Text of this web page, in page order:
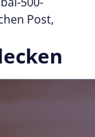
Post,